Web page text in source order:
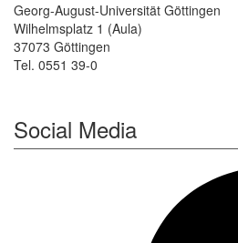
Georg-August-Universität Göttingen
Wilhelmsplatz 1 (Aula)
37073 Göttingen
Tel. 0551 39-0
Social Media